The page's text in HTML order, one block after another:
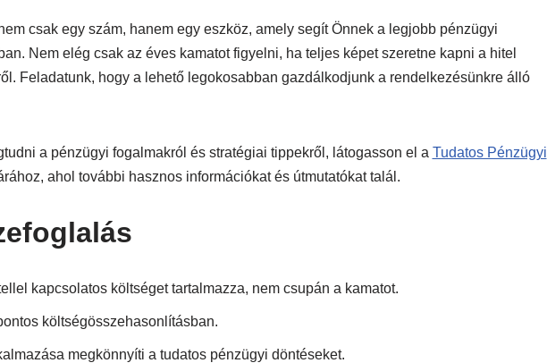
csak egy szám, hanem egy eszköz, amely segít Önnek a legjobb pénzügyi
Nem elég csak az éves kamatot figyelni, ha teljes képet szeretne kapni a hitel
Feladatunk, hogy a lehető legokosabban gazdálkodjunk a rendelkezésünkre álló
a pénzügyi fogalmakról és stratégiai tippekről, látogasson el a Tudatos Pénzügyi
ahol további hasznos információkat és útmutatókat talál.
kapcsolatos költséget tartalmazza, nem csupán a kamatot.
költségösszehasonlításban.
megkönnyíti a tudatos pénzügyi döntéseket.